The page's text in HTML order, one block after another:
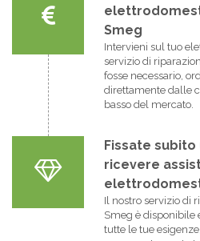
Smeg
Intervieni sul tuo
servizio di
fosse necessario,
direttamente dalle
basso del mercato.
Fissate
ricevere
Il nostro servizio di
Smeg è disponibile
tutte le tue